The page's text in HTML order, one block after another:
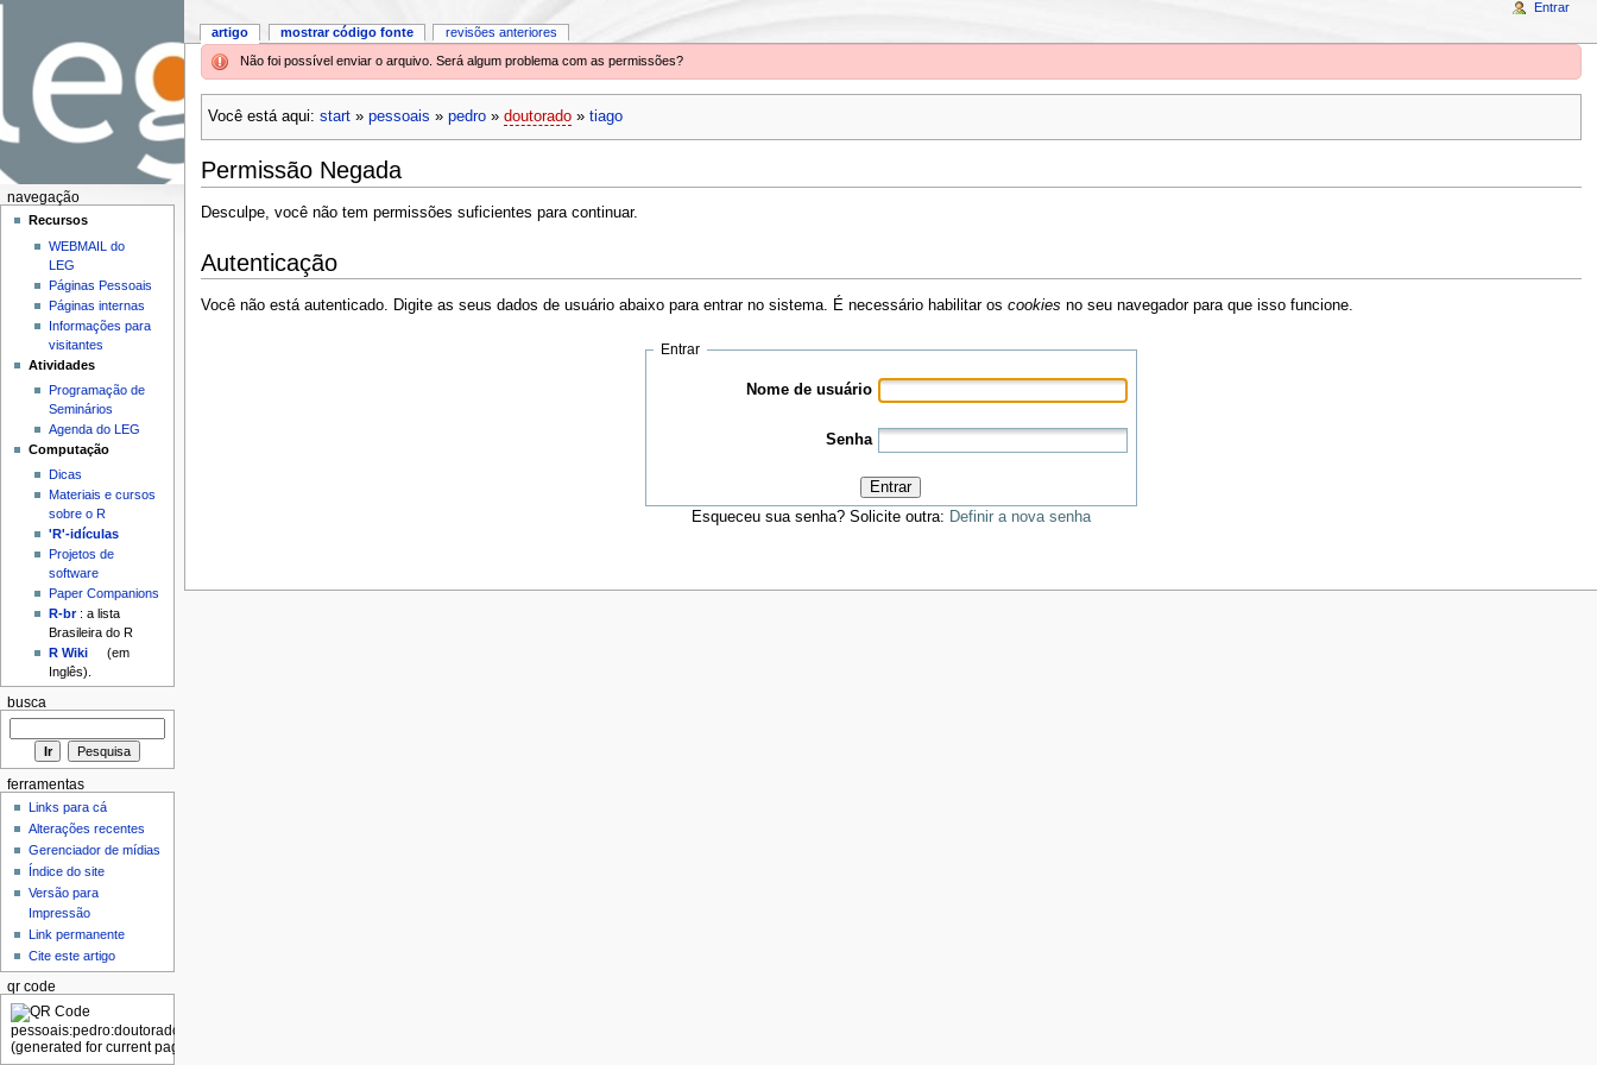
Não foi possível enviar o arquivo. Será algum problema com as permissões?
Você está aqui: start» pessoais » pedro» doutorado» tiago
Permissão Negada
Desculpe, você não tem permissões suficientes para continuar.
Autenticação
Você não está autenticado. Digite as seus dados de usuário abaixo para entrar no sistema. É necessário habilitar os cookies no seu navegador para que isso funcione.
Entrar
Nome de usuário
Senha
Entrar
Esqueceu sua senha? Solicite outra: Definir a nova senha
artigo mostrar código fonte revisões anteriores
Entrar
navegação
Recursos
WEBMAIL do
LEG
Páginas Pessoais
Páginas internas
Informações para
visitantes
Atividades
Programação de
Seminários
Agenda do LEG
Computação
Dicas
Materiais e cursos
sobre o R
'R'-idículas
Projetos de
software
Paper Companions
R-br: a lista
Brasileira do R
R Wiki
(em
Inglês).
busca
ferramentas
Links para cá
Alterações recentes
Gerenciador de mídias
Índice do site
Versão para
Impressão
Link permanente
Cite este artigo
qr code